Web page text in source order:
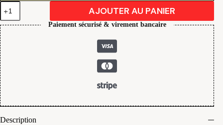
quantité
de
Récupérer
le
fichier
PDF
de
votre
commande.
AJOUTER AU PANIER
Paiement sécurisé & virement bancaire
Description